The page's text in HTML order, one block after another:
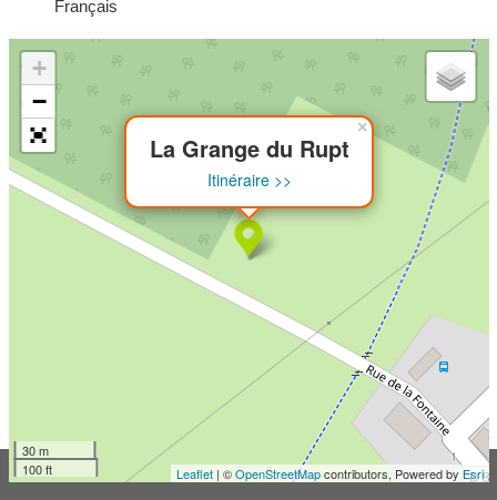
Français
La Grange du Rupt
Itinéraire >>
×
+
−
30 m
100 ft
Leaflet| ©OpenStreetMapcontributors, Powered by Esri